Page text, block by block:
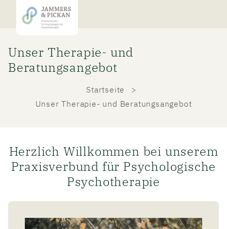
Unser Therapie- und
Beratungsangebot
Startseite
Unser Therapie- und Beratungsangebot
Herzlich Willkommen bei unserem
Praxisverbund für Psychologische
Psychotherapie